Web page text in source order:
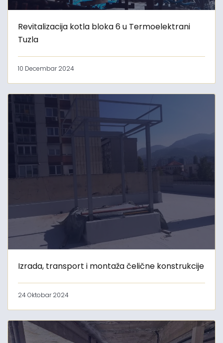
Revitalizacija kotla bloka 6 u Termoelektrani
Tuzla
10 Decembar 2024
Izrada, transport i montaža čelične konstrukcije
24 Oktobar 2024